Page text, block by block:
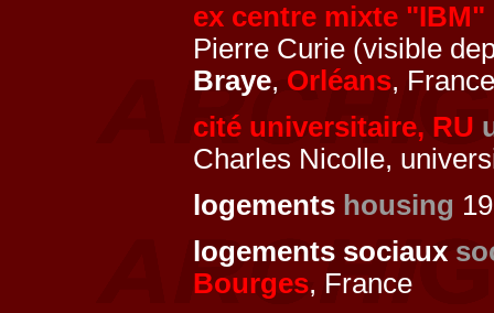
ex centre mixte "IBM"
Pierre Curie (visible
Braye, Orléans, France
cité universitaire, RU
Charles Nicolle,
logements housing
logements sociaux
Bourges, France